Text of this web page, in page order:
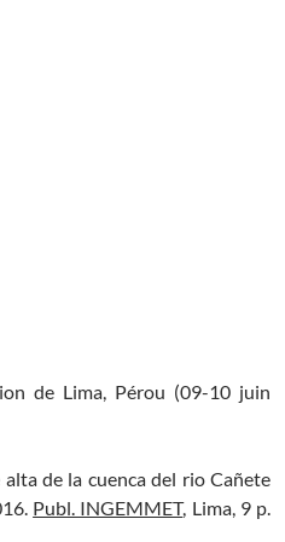
de Lima, Pérou (09-10 juin
de la cuenca del rio Cañete
Publ. INGEMMET, Lima, 9 p.